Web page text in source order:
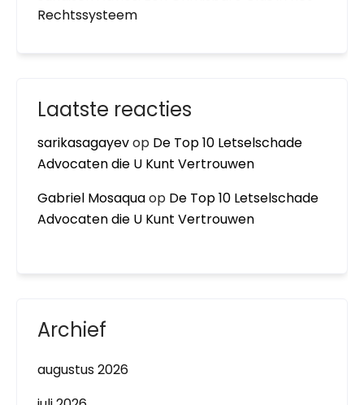
Rechtssysteem
Laatste reacties
sarikasagayevop De Top 10 Letselschade
Advocaten die U Kunt Vertrouwen
Gabriel Mosaquaop De Top 10 Letselschade
Advocaten die U Kunt Vertrouwen
Archief
augustus 2026